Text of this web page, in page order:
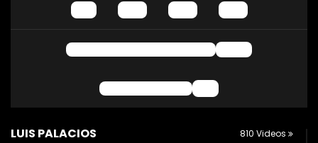
LUIS PALACIOS 810 Videos